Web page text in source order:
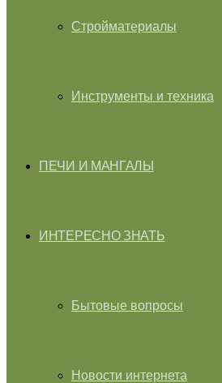
Стройматериалы
Инструменты и техника
ПЕЧИ И МАНГАЛЫ
ИНТЕРЕСНО ЗНАТЬ
Бытовые вопросы
Новости интернета